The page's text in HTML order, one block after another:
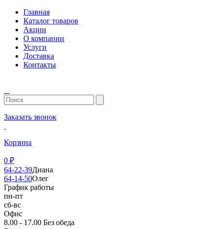
Главная
Каталог товаров
Акции
О компании
Услуги
Доставка
Контакты
Заказать звонок
Корзина
0 ₽
64-22-39Диана
64-14-50Олег
График работы
пн-пт
сб-вс
Офис
8.00 - 17.00 Без обеда